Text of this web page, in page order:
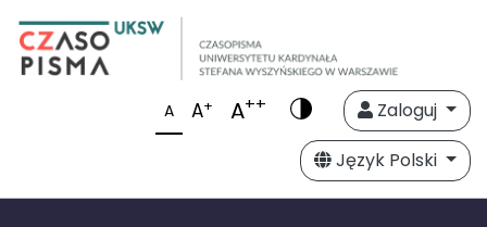
A A+ A++
Zaloguj
Język Polski